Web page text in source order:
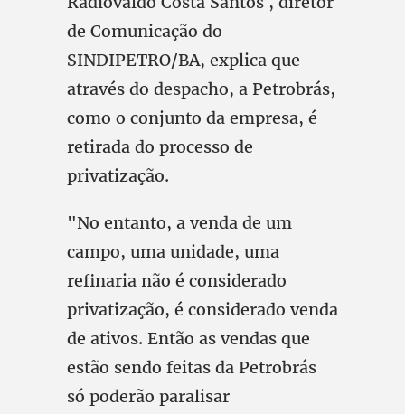
de Comunicação do
SINDIPETRO/BA, explica que
através do despacho, a Petrobrás,
como o conjunto da empresa, é
retirada do processo de
privatização.
"No entanto, a venda de um
campo, uma unidade, uma
refinaria não é considerado
privatização, é considerado venda
de ativos. Então as vendas que
estão sendo feitas da Petrobrás
só poderão paralisar